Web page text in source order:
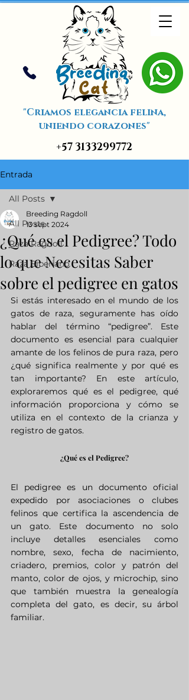
"Criamos elegancia felina,
uniendo corazones"
+57 3133299772
Entrada
All Posts
Raza Ragdoll
Raza Siberiano
All Posts
¿Qué es el Pedigree? Todo
lo que Necesitas Saber
sobre el pedigree en gatos
Breeding Ragdoll
13 sept 2024
Si estás interesado en el mundo de los
gatos de raza, seguramente has oído
hablar del término “pedigree”. Este
documento es esencial para cualquier
amante de los felinos de pura raza, pero
¿qué significa realmente y por qué es
tan importante? En este artículo,
exploraremos qué es el pedigree, qué
información proporciona y cómo se
utiliza en el contexto de la crianza y
registro de gatos.
¿Qué es el Pedigree?
El pedigree es un documento oficial
expedido por asociaciones o clubes
felinos que certifica la ascendencia de
un gato. Este documento no solo
incluye detalles esenciales como
nombre, sexo, fecha de nacimiento,
criadero, premios, color y patrón del
manto, color de ojos, y microchip, sino
que también muestra la genealogía
completa del gato, es decir, su árbol
familiar.